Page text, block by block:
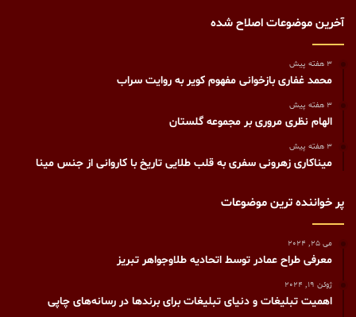
آخرین موضوعات اصلاح شده
3 هفته پیش
محمد غفاری بازخوانی مفهوم کویر به روایت سراب
3 هفته پیش
الهام نظری مروری بر مجموعه گلستان
3 هفته پیش
میناکاری زهرونی سفری به قلب طلایی تاریخ با کاروانی از جنس مینا
پر خواننده ترین موضوعات
می 25, 2024
معرفی طراح عمادر توسط اتحادیه طلاوجواهر تبریز
ژوئن 19, 2024
اهمیت تبلیغات و دنیای تبلیغات برای برندها در رسانه‌های چاپی